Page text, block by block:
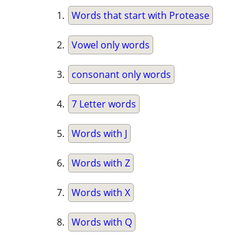
Words that start with Protease
Vowel only words
consonant only words
7 Letter words
Words with J
Words with Z
Words with X
Words with Q